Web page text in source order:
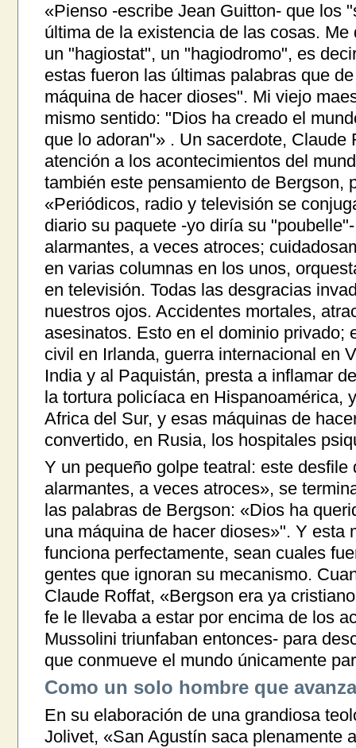
«Pienso -escribe Jean Guitton- que los
última de la existencia de las cosas.
un "hagiostat", un "hagiodromo", es
estas fueron las últimas palabras que
máquina de hacer dioses". Mi viejo
mismo sentido: "Dios ha creado el
que lo adoran"» . Un sacerdote, Claude
atención a los acontecimientos del
también este pensamiento de Bergson,
«Periódicos, radio y televisión se
diario su paquete -yo diría su
alarmantes, a veces atroces;
en varias columnas en los unos,
en televisión. Todas las desgracias
nuestros ojos. Accidentes mortales,
asesinatos. Esto en el dominio privado;
civil en Irlanda, guerra internacional en
India y al Paquistán, presta a inflamar
la tortura policíaca en Hispanoamérica,
Africa del Sur, y esas máquinas de
convertido, en Rusia, los hospitales
Y un pequeño golpe teatral: este desfile
alarmantes, a veces atroces», se
las palabras de Bergson: «Dios ha
una máquina de hacer dioses»". Y esta
funciona perfectamente, sean cuales
gentes que ignoran su mecanismo.
Claude Roffat, «Bergson era ya
fe le llevaba a estar por encima de los
Mussolini triunfaban entonces- para
que conmueve el mundo únicamente
Como un solo hombre que avanza
En su elaboración de una grandiosa
Jolivet, «San Agustín saca plenamente